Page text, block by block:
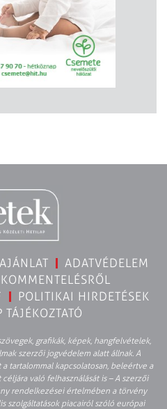
ADATVÉDELEM
POLITIKAI HIRDETÉSEK
TÁJÉKOZTATÓ
grafikák, képek, hangfelvételek,
szerzői jogvédelem alatt állnak. A
tartalommal kapcsolatosan, beleértve a
való felhasználását is – A szerzői
rendelkezései értelmében a törvény
szolgáltatások piacairól szóló európai